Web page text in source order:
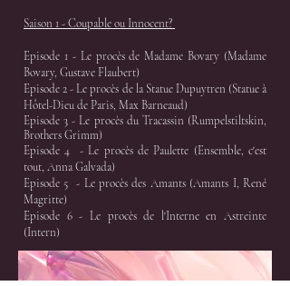
Saison 1 - Coupable ou Innocent?
Episode 1 - Le procès de Madame Bovary (Madame
Bovary, Gustave Flaubert)
Episode 2 - Le procès de la Statue Dupuytren (Statue à
Hôtel-Dieu de Paris, Max Barneaud)
Episode 3 - Le procès du Tracassin (Rumpelstiltskin,
Brothers Grimm)
Episode 4 - Le procès de Paulette (Ensemble, c'est
tout, Anna Galvada)
Episode 5 - Le procès des Amants (Amants I, René
Magritte)
Episode 6 - Le procès de l'Interne en Astreinte
(Intern)